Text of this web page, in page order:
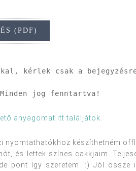
kérlek csak a
jog fenntartva!
anyagomat itt találjátok.
nyomtathatókhoz készíthetném
és lettek színes cakkjaim.
pont így szeretem. :) Jól össze